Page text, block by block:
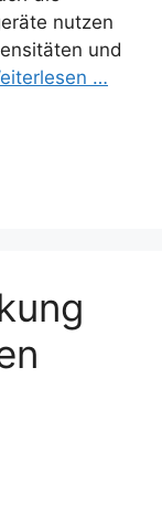
nutzen
und
…